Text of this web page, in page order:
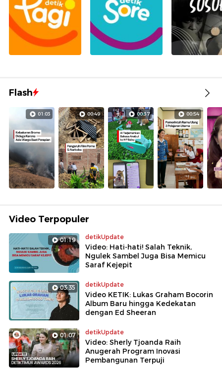
Flash
01:03 00:49 00:37 00:54
Video Terpopuler
01:19 detikUpdate
Video: Hati-hati! Salah Teknik,
Ngulek Sambel Juga Bisa Memicu
Saraf Kejepit
03:35 detikUpdate
Video KETIK: Lukas Graham Bocorin
Album Baru hingga Kedekatan
dengan Ed Sheeran
01:07 detikUpdate
Video: Sherly Tjoanda Raih
Anugerah Program Inovasi
Pembangunan Terpuji